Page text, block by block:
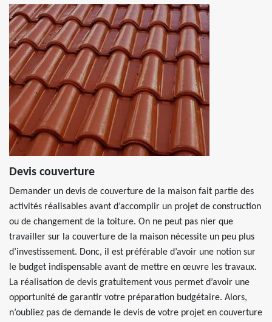
Devis couverture
Demander un devis de couverture de la maison fait partie des
activités réalisables avant d’accomplir un projet de construction
ou de changement de la toiture. On ne peut pas nier que
travailler sur la couverture de la maison nécessite un peu plus
d’investissement. Donc, il est préférable d’avoir une notion sur
le budget indispensable avant de mettre en œuvre les travaux.
La réalisation de devis gratuitement vous permet d’avoir une
opportunité de garantir votre préparation budgétaire. Alors,
n’oubliez pas de demande le devis de votre projet en couverture